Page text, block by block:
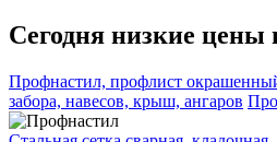
Сегодня низкие цены
Профнастил, профлист
забора, навесов, крыш, ангаров